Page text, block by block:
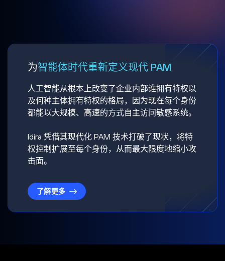
为智能体时代重新定义现代 PAM
人工智能从根本上改变了企业内部谁拥有特权以
及何种主体拥有特权的格局，因为现在每个身份
都能以大规模、高速的方式自主访问敏感系统。
Idira 凭借其现代化 PAM 技术打破了现状，将特
权控制扩展至每个身份，从而最大限度地缩小攻
击面。
了解更多